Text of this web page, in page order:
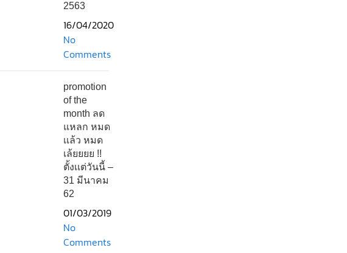
2563
16/04/2020
No
Comments
promotion
of the
month ลด
แหลก หมด
เเล้ว หมด
เล้ยยยย !!
ตั้งเเต่วันนี้ –
31 มีนาคม
62
01/03/2019
No
Comments